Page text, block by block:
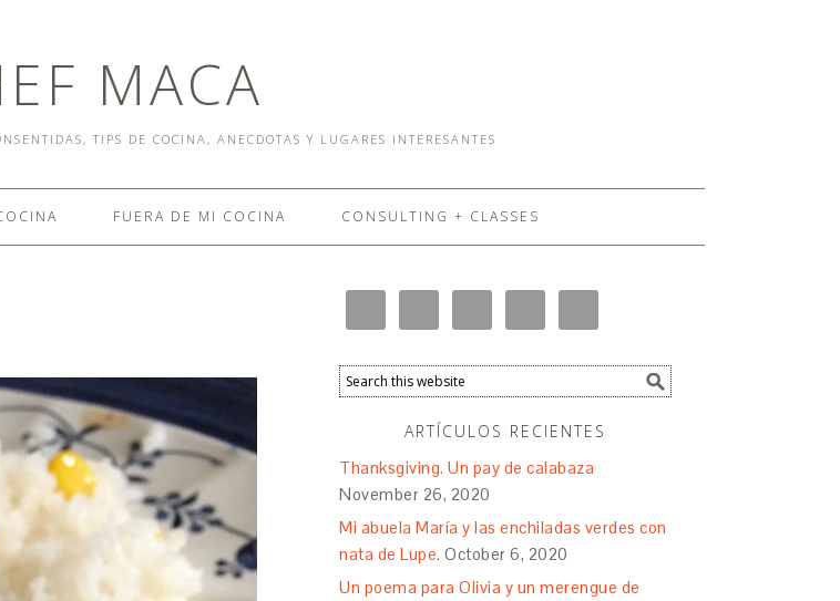
MACA
TIPS DE COCINA, ANECDOTAS Y LUGARES INTERESANTES
FUERA DE MI COCINA CONSULTING + CLASSES
ARTÍCULOS RECIENTES
Thanksgiving. Un pay de calabaza
November 26, 2020
Mi abuela María y las enchiladas verdes con
nata de Lupe. October 6, 2020
Un poema para Olivia y un merengue de